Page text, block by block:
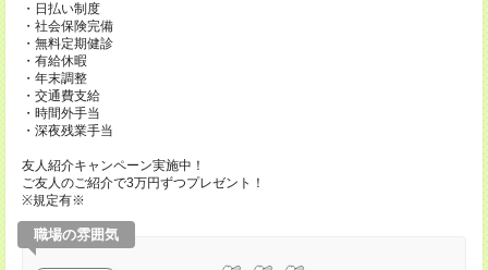
・日払い制度
・社会保険完備
・無料定期健診
・有給休暇
・年末調整
・交通費支給
・時間外手当
・深夜残業手当
友人紹介キャンペーン実施中！
ご友人のご紹介で3万円ずつプレゼント！
※規定有※
職場の雰囲気